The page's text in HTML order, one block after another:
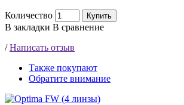
Количество Купить
В закладки В сравнение
/Написать отзыв
Также покупают
Обратите внимание